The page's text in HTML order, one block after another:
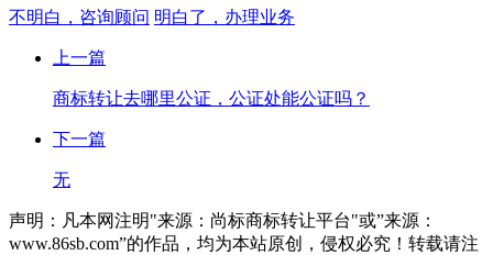
不明白，咨询顾问 明白了，办理业务
上一篇
商标转让去哪里公证，公证处能公证吗？
下一篇
无
声明：凡本网注明"来源：尚标商标转让平台"或”来源：
www.86sb.com”的作品，均为本站原创，侵权必究！转载请注